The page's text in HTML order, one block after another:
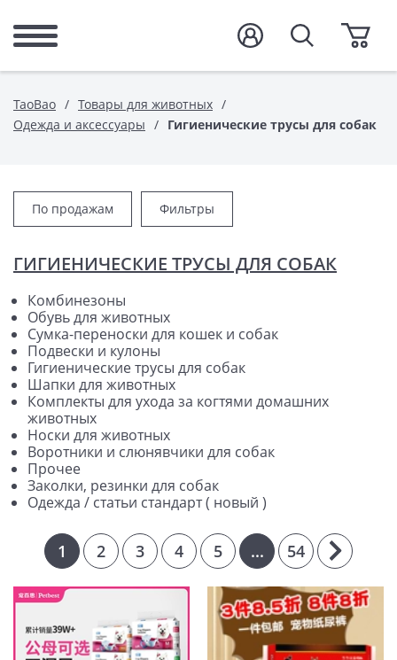
TaoBao
Товары для животных
Одежда и аксессуары
Гигиенические трусы для собак
По продажам Фильтры
ГИГИЕНИЧЕСКИЕ ТРУСЫ ДЛЯ СОБАК
Комбинезоны
Обувь для животных
Сумка-переноски для кошек и собак
Подвески и кулоны
Гигиенические трусы для собак
Шапки для животных
Комплекты для ухода за когтями домашних
животных
Носки для животных
Воротники и слюнявчики для собак
Прочее
Заколки, резинки для собак
Одежда / статьи стандарт ( новый )
1 2 3 4 5 ... 54